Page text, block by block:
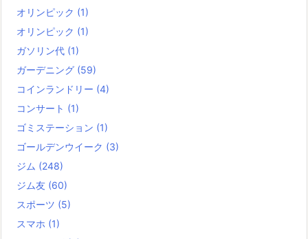
オリンピック (1)
オリンピック (1)
ガソリン代 (1)
ガーデニング (59)
コインランドリー (4)
コンサート (1)
ゴミステーション (1)
ゴールデンウイーク (3)
ジム (248)
ジム友 (60)
スポーツ (5)
スマホ (1)